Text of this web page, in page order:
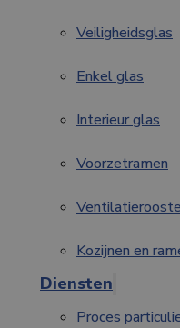
Veiligheidsglas
Enkel glas
Interieur glas
Voorzetramen
Kozijnen en
Diensten
Proces